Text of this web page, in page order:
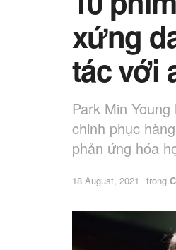
xứng
tác với
Park Min
chinh phục
phản ứng hóa
18 August, 2021 trong